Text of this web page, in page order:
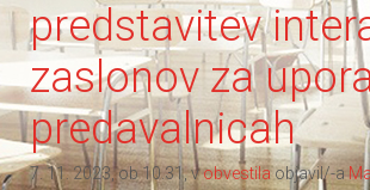
predstavitev
zaslonov za
predavalnicah
7. 11. 2023, ob 10.31, vobvestilaobjavil/-a